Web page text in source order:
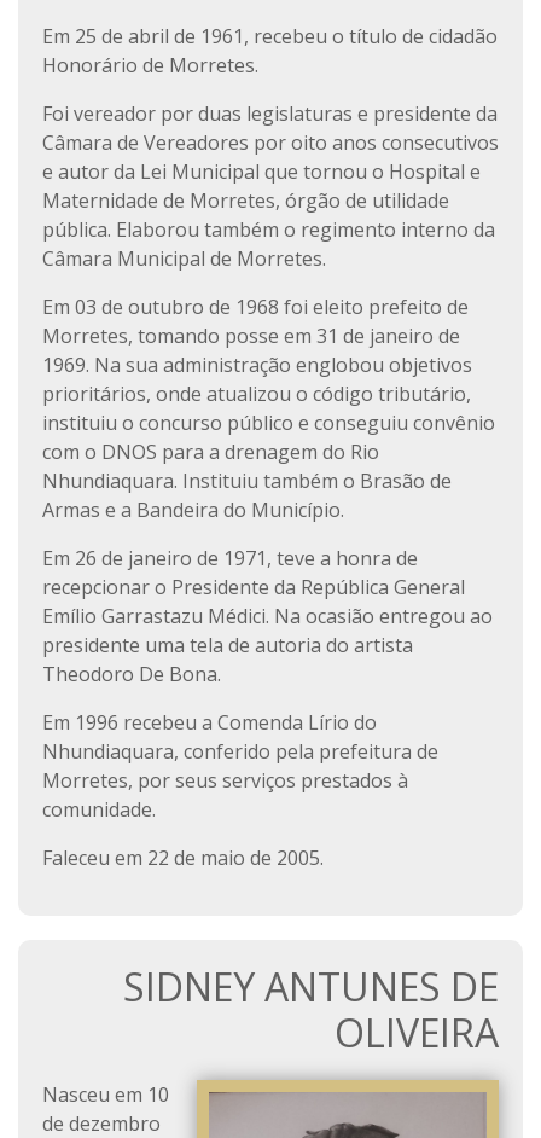
Em 25 de abril de 1961, recebeu o título de cidadão
Honorário de Morretes.
Foi vereador por duas legislaturas e presidente da
Câmara de Vereadores por oito anos consecutivos
e autor da Lei Municipal que tornou o Hospital e
Maternidade de Morretes, órgão de utilidade
pública. Elaborou também o regimento interno da
Câmara Municipal de Morretes.
Em 03 de outubro de 1968 foi eleito prefeito de
Morretes, tomando posse em 31 de janeiro de
1969. Na sua administração englobou objetivos
prioritários, onde atualizou o código tributário,
instituiu o concurso público e conseguiu convênio
com o DNOS para a drenagem do Rio
Nhundiaquara. Instituiu também o Brasão de
Armas e a Bandeira do Município.
Em 26 de janeiro de 1971, teve a honra de
recepcionar o Presidente da República General
Emílio Garrastazu Médici. Na ocasião entregou ao
presidente uma tela de autoria do artista
Theodoro De Bona.
Em 1996 recebeu a Comenda Lírio do
Nhundiaquara, conferido pela prefeitura de
Morretes, por seus serviços prestados à
comunidade.
Faleceu em 22 de maio de 2005.
SIDNEY ANTUNES DE
OLIVEIRA
Nasceu em 10
de dezembro